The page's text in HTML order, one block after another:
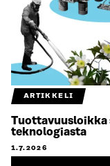
ARTIKKELI
Tuottavuusloikka
teknologiasta
1.7.2026